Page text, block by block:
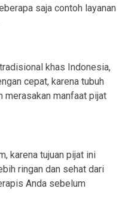
saja contoh layanan
khas Indonesia,
cepat, karena tubuh
merasakan manfaat pijat
karena tujuan pijat ini
ringan dan sehat dari
Anda sebelum